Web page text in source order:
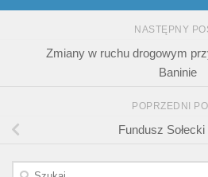
NASTĘPNY
Zmiany w ruchu drogowym
Baninie
POPRZEDNI
Fundusz
Szukaj: